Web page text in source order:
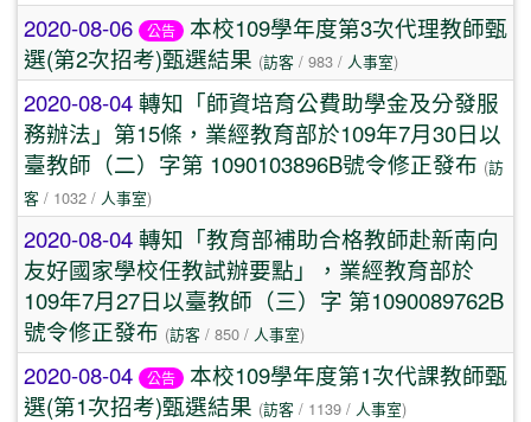
2020-08-06 公告
本校109學年度第3次代理教師甄
選(第2次招考)甄選結果 (訪客 / 983 / 人事室)
2020-08-04轉知「師資培育公費助學金及分發服
務辦法」第15條，業經教育部於109年7月30日以
臺教師（二）字第 1090103896B號令修正發布 (訪
客 / 1032 / 人事室)
2020-08-04轉知「教育部補助合格教師赴新南向
友好國家學校任教試辦要點」，業經教育部於
109年7月27日以臺教師（三）字 第1090089762B
號令修正發布 (訪客 / 850 / 人事室)
2020-08-04 公告
本校109學年度第1次代課教師甄
選(第1次招考)甄選結果 (訪客 / 1139 / 人事室)